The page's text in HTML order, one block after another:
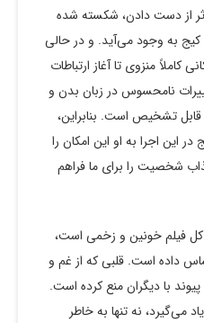
از دست دادن، شکسته شده
به وجود می‌آید. و در حالی
منزوی تا آغاز ارتباطات
نامحسوس در زبان بدن و
تشخیص است. بنابراین،
اجرا به او این امکان را
شخصیت را برای ما فراهم
فیلم خونین و زخمی است،
داده است. قلبی که از غم و
پیوند با دیگران منع کرده است.
می‌گیرد، نه تنها به خاطر